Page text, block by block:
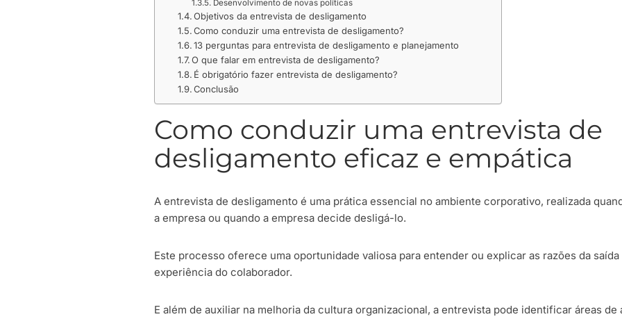
Desenvolvimento de novas políticas
Objetivos da entrevista de desligamento
Como conduzir uma entrevista de desligamento?
13 perguntas para entrevista de desligamento e planejamento
O que falar em entrevista de desligamento?
É obrigatório fazer entrevista de desligamento?
Conclusão
Como conduzir uma entrevista de
desligamento eficaz e empática
A entrevista de desligamento é uma prática essencial no ambiente corporativo, realizada
a empresa ou quando a empresa decide desligá-lo.
Este processo oferece uma oportunidade valiosa para entender ou explicar as razões da
experiência do colaborador.
E além de auxiliar na melhoria da cultura organizacional, a entrevista pode identificar áreas